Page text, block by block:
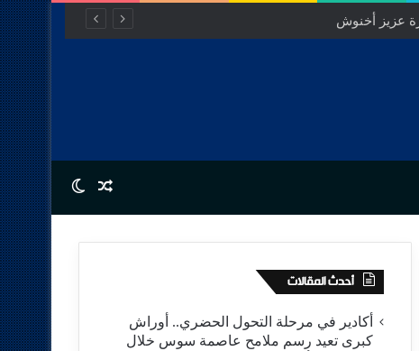
Random Article
Switch skin
أحدث المقالات
أكادير في مرحلة التحول الحضري.. أوراش
كبرى تعيد رسم ملامح عاصمة سوس خلال